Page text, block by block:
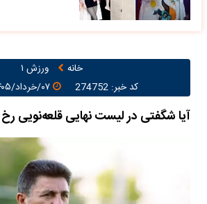
خانه
ورزش ۱
کد خبر: 274752
آیا شگفتی در لیست نهایی قلعه‌نویی